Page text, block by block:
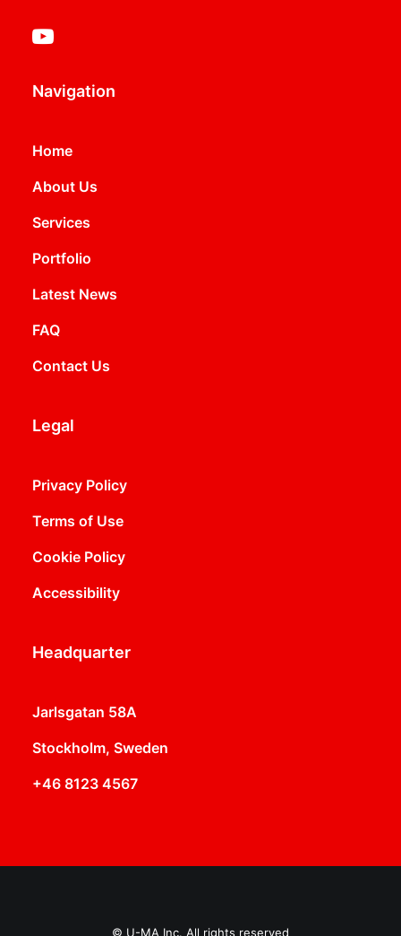
Navigation
Home
About Us
Services
Portfolio
Latest News
FAQ
Contact Us
Legal
Privacy Policy
Terms of Use
Cookie Policy
Accessibility
Headquarter
Jarlsgatan 58A
Stockholm, Sweden
+46 8123 4567
© U-MA Inc. All rights reserved